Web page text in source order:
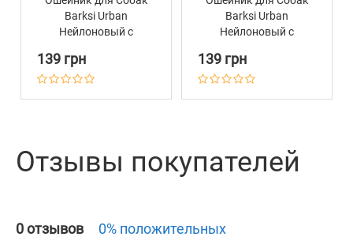
Barksi Urban
Нейлоновый с
Пряжкой Antiq
Вышиванка Зеленая
139 грн
Barksi Urban
Нейлоновый с
Пряжкой Antiq
Вышиванка Красная
139 грн
Отзывы покупателей
0 отзывов 0% положительных